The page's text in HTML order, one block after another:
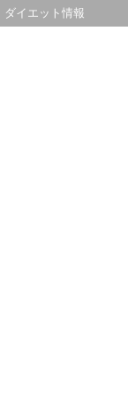
ダイエット情報